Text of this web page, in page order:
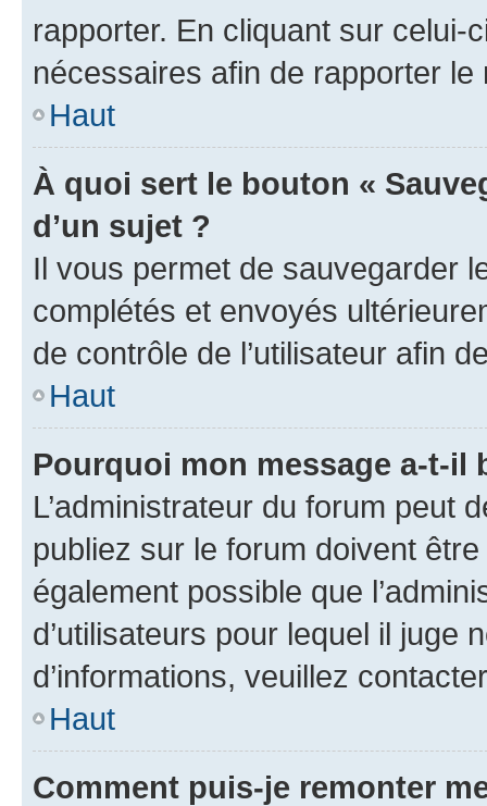
rapporter. En cliquant sur
nécessaires afin de rapporter le
Haut
À quoi sert le bouton «
d’un sujet ?
Il vous permet de sauvegarder
complétés et envoyés
de contrôle de l’utilisateur afin
Haut
Pourquoi mon message a-t-il
L’administrateur du forum peut
publiez sur le forum doivent
également possible que
d’utilisateurs pour lequel il juge
d’informations, veuillez
Haut
Comment puis-je remonter